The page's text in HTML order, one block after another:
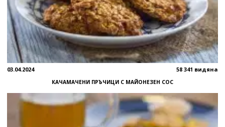
03.04.2024 58 341 видяна
КАЧАМАЧЕНИ ПРЪЧИЦИ С МАЙОНЕЗЕН СОС